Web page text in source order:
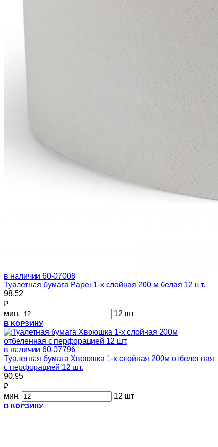
в наличии 60-07008
Туалетная бумага Paper 1-х слойная 200 м белая 12 шт.
98.52
₽
мин.
12 шт
В КОРЗИНУ
в наличии 60-07796
Туалетная бумага Хвоюшка 1-х слойная 200м отбеленная
с перфорацией 12 шт.
90.95
₽
мин.
12 шт
В КОРЗИНУ